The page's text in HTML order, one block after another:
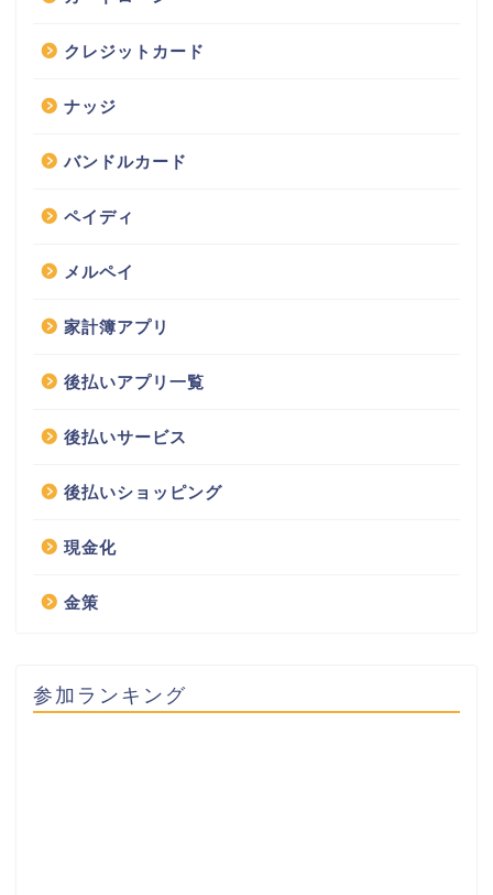
クレジットカード
ナッジ
バンドルカード
ペイディ
メルペイ
家計簿アプリ
後払いアプリ一覧
後払いサービス
後払いショッピング
現金化
金策
参加ランキング